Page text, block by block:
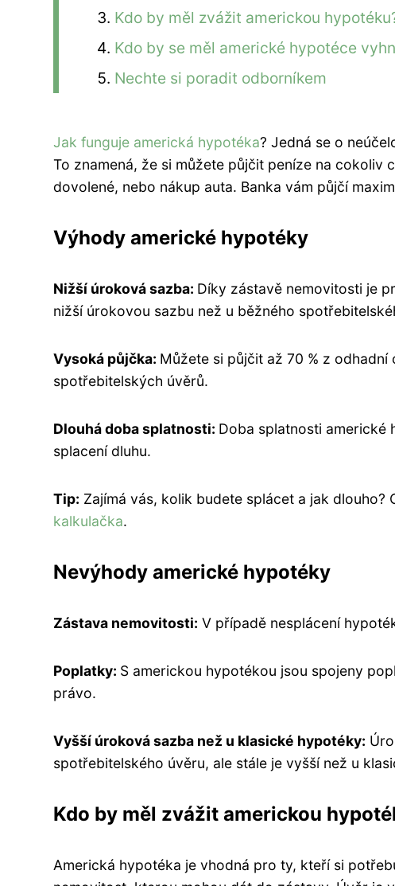
Kdo by měl zvážit americkou
Kdo by se měl americké hypotéce
Nechte si poradit odborníkem
Jak funguje americká hypotéka? Jedná se o
To znamená, že si můžete půjčit peníze na
dovolené, nebo nákup auta. Banka vám půjčí
Výhody americké hypotéky
Nižší úroková sazba: Díky zástavě nemovitosti je
nižší úrokovou sazbu než u běžného
Vysoká půjčka: Můžete si půjčit až 70 % z
spotřebitelských úvěrů.
Dlouhá doba splatnosti: Doba splatnosti americké
splacení dluhu.
Tip: Zajímá vás, kolik budete splácet a jak dlouho?
kalkulačka.
Nevýhody americké hypotéky
Zástava nemovitosti: V případě nesplácení
Poplatky: S americkou hypotékou jsou spojeny
právo.
Vyšší úroková sazba než u klasické hypotéky:
spotřebitelského úvěru, ale stále je vyšší než u
Kdo by měl zvážit americkou
Americká hypotéka je vhodná pro ty, kteří si